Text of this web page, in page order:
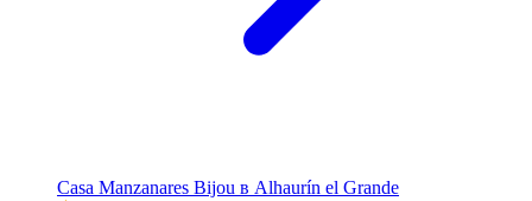
Casa Manzanares Bijou в Alhaurín el Grande